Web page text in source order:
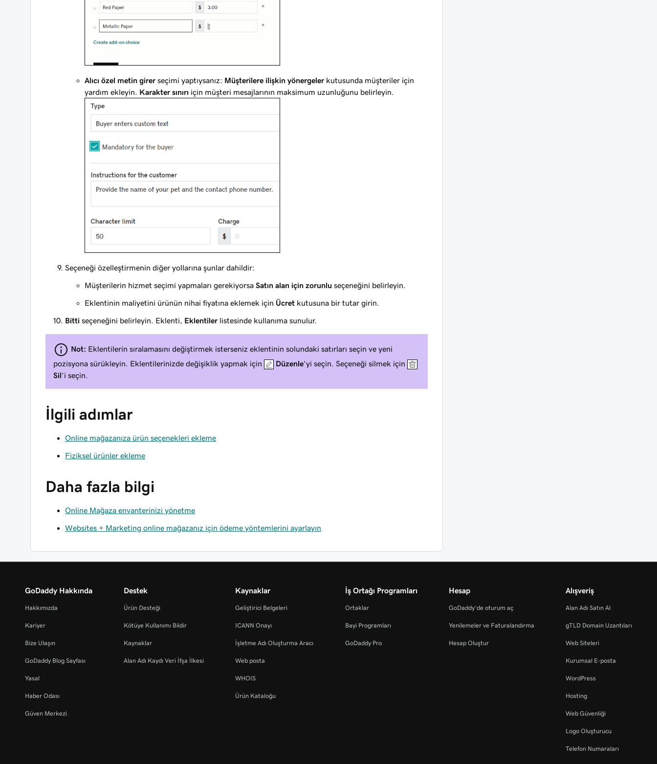
Alıcı özel metin girer seçimi yaptıysanız: Müşterilere ilişkin yönergeler kutusunda müşteriler için
yardım ekleyin. Karakter sınırı için müşteri mesajlarının maksimum uzunluğunu belirleyin.
Seçeneği özelleştirmenin diğer yollarına şunlar dahildir:
Müşterilerin hizmet seçimi yapmaları gerekiyorsa Satın alan için zorunlu seçeneğini belirleyin.
Eklentinin maliyetini ürünün nihai fiyatına eklemek için Ücret kutusuna bir tutar girin.
Bitti seçeneğini belirleyin. Eklenti, Eklentiler listesinde kullanıma sunulur.
Not: Eklentilerin sıralamasını değiştirmek isterseniz eklentinin solundaki satırları seçin ve yeni
pozisyona sürükleyin. Eklentilerinizde değişiklik yapmak için
Düzenle’yi seçin. Seçeneği silmek için
Sil’i seçin.
İlgili adımlar
Online mağazanıza ürün seçenekleri ekleme
Fiziksel ürünler ekleme
Daha fazla bilgi
Online Mağaza envanterinizi yönetme
Websites + Marketing online mağazanız için ödeme yöntemlerini ayarlayın
GoDaddy Hakkında
Hakkımızda
Kariyer
Bize Ulaşın
GoDaddy Blog Sayfası
Yasal
Haber Odası
Güven Merkezi
Destek
Ürün Desteği
Kötüye Kullanımı Bildir
Kaynaklar
Alan Adı Kaydı Veri İfşa İlkesi
Kaynaklar
Geliştirici Belgeleri
ICANN Onayı
İşletme Adı Oluşturma Aracı
Web posta
WHOIS
Ürün Kataloğu
İş Ortağı Programları
Ortaklar
Bayi Programları
GoDaddy Pro
Hesap
GoDaddy’de oturum aç
Yenilemeler ve Faturalandırma
Hesap Oluştur
Alışveriş
Alan Adı Satın Al
gTLD Domain Uzantıları
Web Siteleri
Kurumsal E-posta
WordPress
Hosting
Web Güvenliği
Logo Oluşturucu
Telefon Numaraları